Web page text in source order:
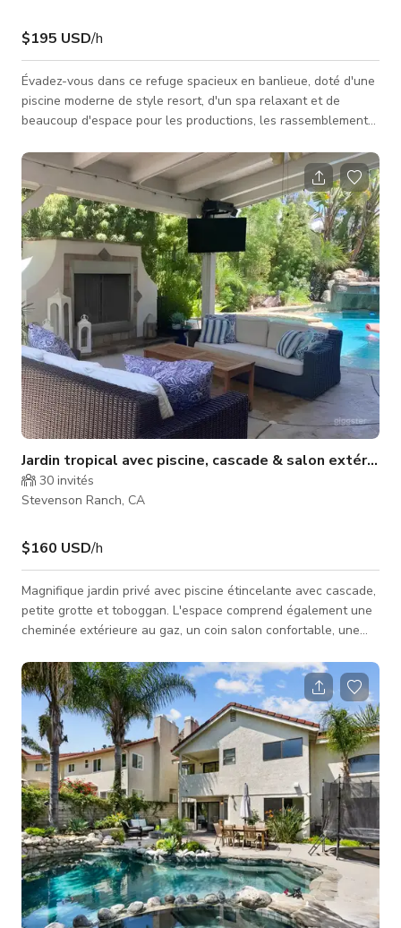
$195 USD/h
Évadez-vous dans ce refuge spacieux en banlieue, doté d'une
piscine moderne de style resort, d'un spa relaxant et de
beaucoup d'espace pour les productions, les rassemblements
divertissement, la maison offre 6 chambres, 4 salles de bains,
plusieurs espaces de détente intérieurs et extérieurs, ainsi
qu'une atmosphère lumineuse et accueillante partout. Le
jardin est le point central de la propriété, avec une grande
piscine, un spa,
Jardin tropical avec piscine, cascade & salon extérieur
30 invités
Stevenson Ranch, CA
$160 USD/h
Magnifique jardin privé avec piscine étincelante avec cascade,
petite grotte et toboggan. L'espace comprend également une
cheminée extérieure au gaz, un coin salon confortable, une
pour une utilisation en production, pouvant accueillir jusqu'à
20 personnes. Note : Il n'y a pas d'accès à l'intérieur de la
maison, y compris les salles de bain.